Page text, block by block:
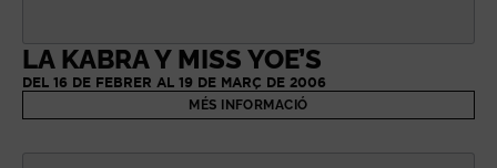
LA KABRA Y MISS YOE’S
DEL 16 DE FEBRER AL 19 DE MARÇ DE 2006
MÉS INFORMACIÓ